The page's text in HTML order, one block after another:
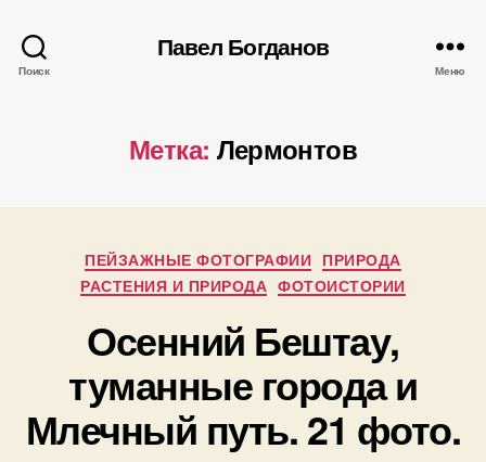
Поиск
Павел Богданов
Меню
Метка: Лермонтов
Рубрики
ПЕЙЗАЖНЫЕ ФОТОГРАФИИ ПРИРОДА
РАСТЕНИЯ И ПРИРОДА ФОТОИСТОРИИ
Осенний Бештау,
туманные города и
Млечный путь. 21 фото.
А
в
о
р
:
П
в
4
1